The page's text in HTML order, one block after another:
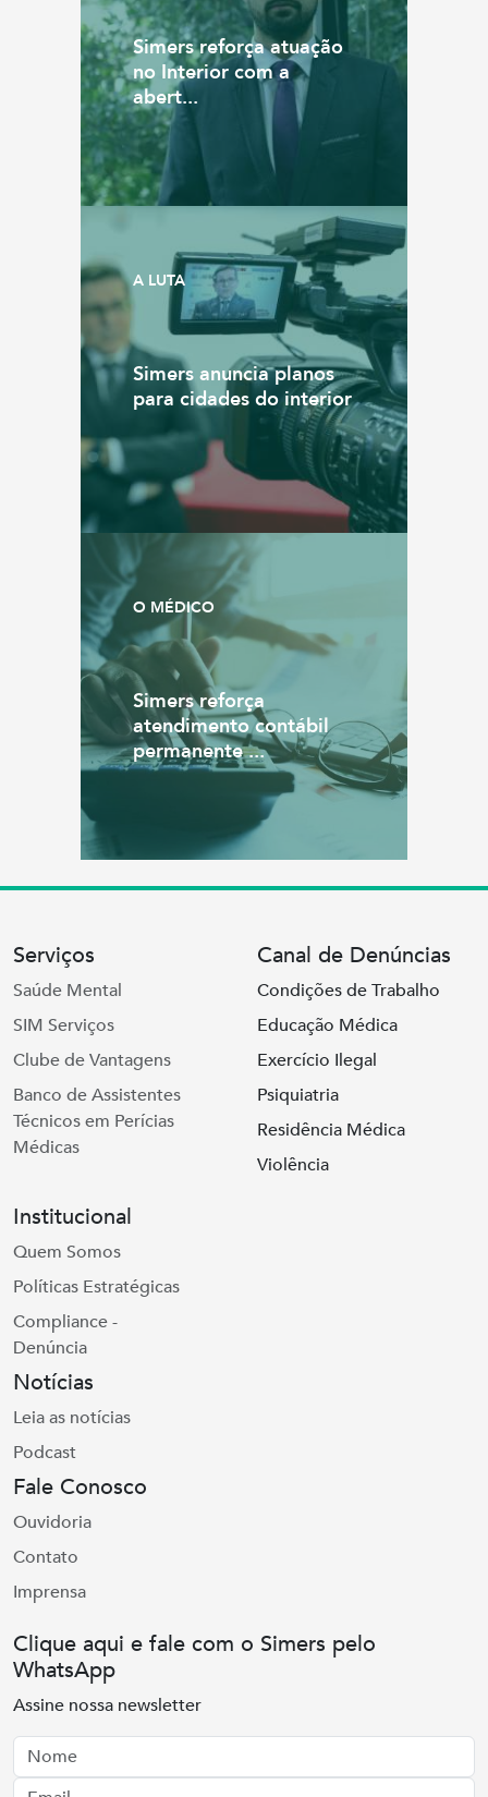
Simers reforça atuação
no Interior com a
abert...
A LUTA
Simers anuncia planos
para cidades do interior
O MÉDICO
Simers reforça
atendimento contábil
permanente ...
Serviços
Saúde Mental
SIM Serviços
Clube de Vantagens
Banco de Assistentes
Técnicos em Perícias
Médicas
Canal de Denúncias
Condições de Trabalho
Educação Médica
Exercício Ilegal
Psiquiatria
Residência Médica
Violência
Institucional
Quem Somos
Políticas Estratégicas
Compliance -
Denúncia
Notícias
Leia as notícias
Podcast
Fale Conosco
Ouvidoria
Contato
Imprensa
Clique aqui e fale com o Simers pelo
WhatsApp
Assine nossa newsletter
Nome
Email